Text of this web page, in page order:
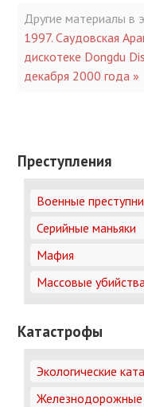
Другие материалы в
1997. Саудовская
дискотеке Dongdu
декабря 2000 года »
Преступления
Военные
Серийные маньяки
Мафия
Массовые
Катастрофы
Экологические
Железнодорожные